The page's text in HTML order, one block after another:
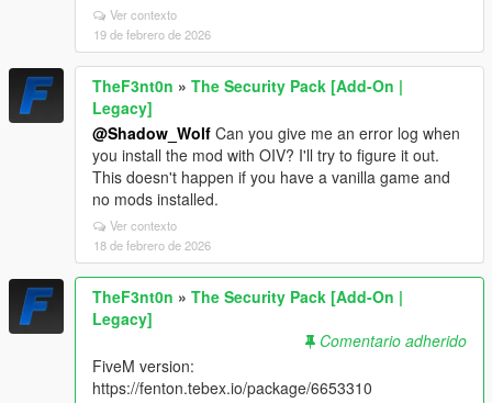
Ver contexto
19 de febrero de 2026
TheF3nt0n » The Security Pack [Add-On |
Legacy]
@Shadow_Wolf Can you give me an error log when
you install the mod with OIV? I'll try to figure it out.
This doesn't happen if you have a vanilla game and
no mods installed.
Ver contexto
18 de febrero de 2026
TheF3nt0n » The Security Pack [Add-On |
Legacy]
Comentario adherido
FiveM version:
https://fenton.tebex.io/package/6653310